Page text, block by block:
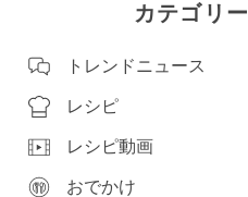
カテゴリー
トレンドニュース
レシピ
レシピ動画
おでかけ